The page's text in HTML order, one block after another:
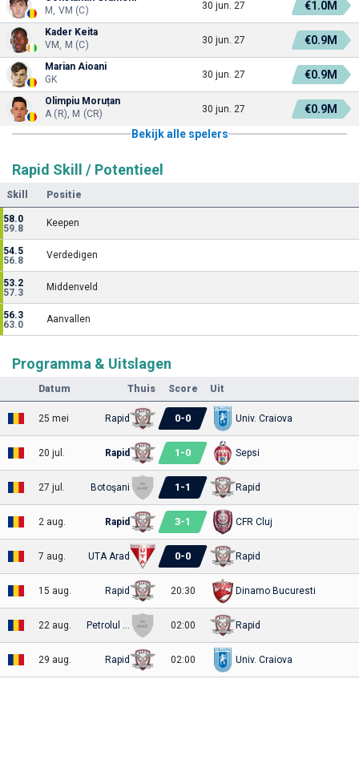
M, VM (C)
30 jun. 27 €1.0M
Kader Keita
VM, M (C)
30 jun. 27 €0.9M
Marian Aioani
GK
30 jun. 27 €0.9M
Olimpiu Moruțan
A (R), M (CR)
30 jun. 27
€0.9M
Bekijk alle spelers
Rapid Skill / Potentieel
Skill Positie
58.0
59.8
Keepen
54.5
56.8
Verdedigen
53.2
57.3
Middenveld
56.3
63.0
Aanvallen
Programma & Uitslagen
Datum Thuis Score Uit
25 mei Rapid 0-0 Univ. Craiova
20 jul. Rapid 1 -0 Sepsi
27 jul. Botoşani 1 -1 Rapid
2 aug. Rapid 3-1 CFR Cluj
7 aug. UTA Arad 0-0 Rapid
15 aug. Rapid 20:30 Dinamo Bucuresti
22 aug. Petrolul 52 02:00 Rapid
29 aug. Rapid 02:00 Univ. Craiova